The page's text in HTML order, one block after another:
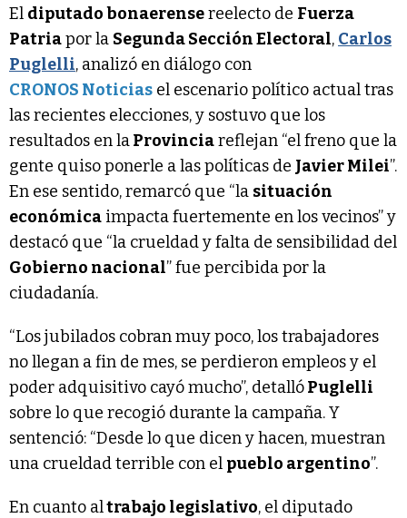
El diputado bonaerensereelecto de Fuerza
Patriapor la Segunda Sección Electoral, Carlos
Puglelli, analizó en diálogo con
CRONOS Noticias el escenario político actual tras
las recientes elecciones, y sostuvo que los
resultados en laProvinciareflejan “el freno que la
gente quiso ponerle a las políticas de Javier Milei”.
En ese sentido, remarcó que “la situación
económica impacta fuertemente en los vecinos” y
destacó que “la crueldad y falta de sensibilidad del
Gobierno nacional” fue percibida por la
ciudadanía.
“Los jubilados cobran muy poco, los trabajadores
no llegan a fin de mes, se perdieron empleos y el
poder adquisitivo cayó mucho”, detallóPuglelli
sobre lo que recogió durante la campaña. Y
sentenció: “Desde lo que dicen y hacen, muestran
una crueldad terrible con el pueblo argentino”.
En cuanto altrabajo legislativo, el diputado